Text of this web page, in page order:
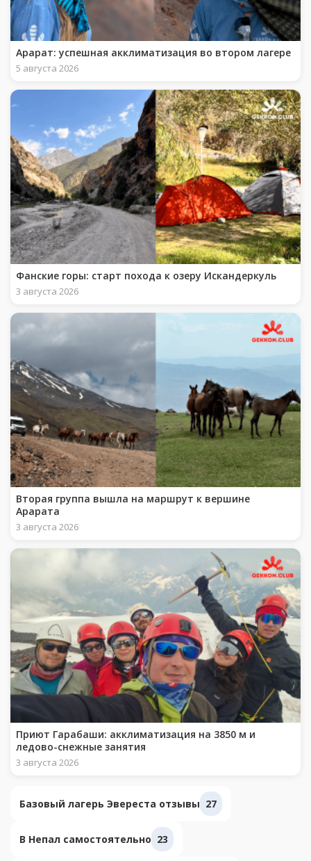
Арарат: успешная акклиматизация во втором лагере
5 августа 2026
Фанские горы: старт похода к озеру Искандеркуль
3 августа 2026
Вторая группа вышла на маршрут к вершине
Арарата
3 августа 2026
Приют Гарабаши: акклиматизация на 3850 м и
ледово-снежные занятия
3 августа 2026
Базовый лагерь Эвереста отзывы 27
В Непал самостоятельно 23